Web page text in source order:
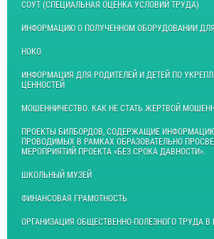
СОУТ (СПЕЦИАЛЬНАЯ ОЦЕНКА УСЛОВИЙ ТРУДА)
ИНФОРМАЦИЮ О ПОЛУЧЕННОМ ОБОРУДОВАНИИ
НОКО
ИНФОРМАЦИЯ ДЛЯ РОДИТЕЛЕЙ И ДЕТЕЙ ПО
ЦЕННОСТЕЙ
МОШЕННИЧЕСТВО. КАК НЕ СТАТЬ ЖЕРТВОЙ
ПРОЕКТЫ БИЛБОРДОВ, СОДЕРЖАЩИЕ
ПРОВОДИМЫХ В РАМКАХ ОБРАЗОВАТЕЛЬНО
МЕРОПРИЯТИЙ ПРОЕКТА «БЕЗ СРОКА ДАВНОСТИ».
ШКОЛЬНЫЙ МУЗЕЙ
ФИНАНСОВАЯ ГРАМОТНОСТЬ
ОРГАНИЗАЦИЯ ОБЩЕСТВЕННО-ПОЛЕЗНОГО ТРУДА